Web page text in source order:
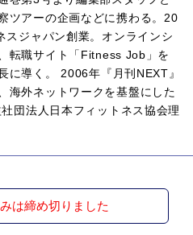
ツアーの企画などに携わる。20
ジャパン創業。オンラインシ
転職サイト「Fitness Job」を
に導く。 2006年『月刊NEXT』
海外ネットワークを基盤にした
団法人日本フィットネス協会理
は締め切りました